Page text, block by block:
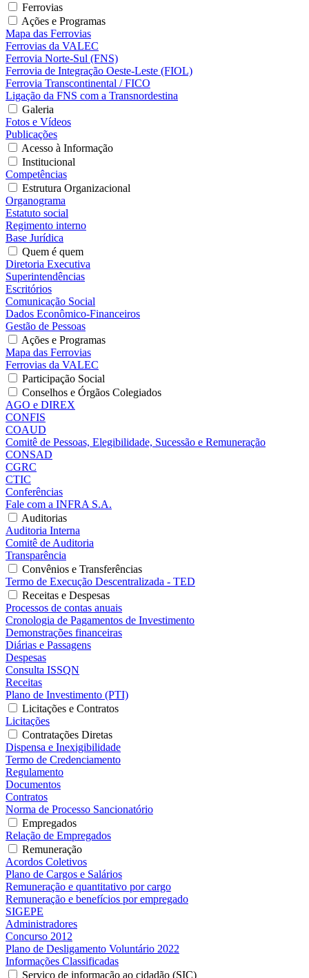
Ferrovias
Ações e Programas
Mapa das Ferrovias
Ferrovias da VALEC
Ferrovia Norte-Sul (FNS)
Ferrovia de Integração Oeste-Leste (FIOL)
Ferrovia Transcontinental / FICO
Ligação da FNS com a Transnordestina
Galeria
Fotos e Vídeos
Publicações
Acesso à Informação
Institucional
Competências
Estrutura Organizacional
Organograma
Estatuto social
Regimento interno
Base Jurídica
Quem é quem
Diretoria Executiva
Superintendências
Escritórios
Comunicação Social
Dados Econômico-Financeiros
Gestão de Pessoas
Ações e Programas
Mapa das Ferrovias
Ferrovias da VALEC
Participação Social
Conselhos e Órgãos Colegiados
AGO e DIREX
CONFIS
COAUD
Comitê de Pessoas, Elegibilidade, Sucessão e Remuneração
CONSAD
CGRC
CTIC
Conferências
Fale com a INFRA S.A.
Auditorias
Auditoria Interna
Comitê de Auditoria
Transparência
Convênios e Transferências
Termo de Execução Descentralizada - TED
Receitas e Despesas
Processos de contas anuais
Cronologia de Pagamentos de Investimento
Demonstrações financeiras
Diárias e Passagens
Despesas
Consulta ISSQN
Receitas
Plano de Investimento (PTI)
Licitações e Contratos
Licitações
Contratações Diretas
Dispensa e Inexigibilidade
Termo de Credenciamento
Regulamento
Documentos
Contratos
Norma de Processo Sancionatório
Empregados
Relação de Empregados
Remuneração
Acordos Coletivos
Plano de Cargos e Salários
Remuneração e quantitativo por cargo
Remuneração e benefícios por empregado
SIGEPE
Administradores
Concurso 2012
Plano de Desligamento Voluntário 2022
Informações Classificadas
Serviço de informação ao cidadão (SIC)